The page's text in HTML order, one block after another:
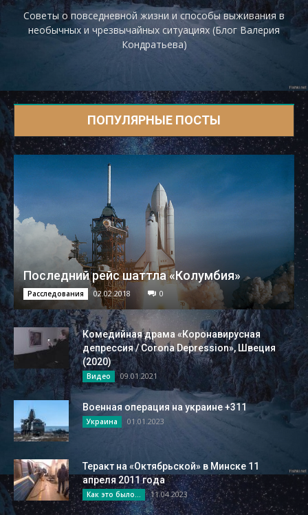
Советы о повседневной жизни и способы выживания в
необычных и чрезвычайных ситуациях (Блог Валерия
Кондратьева)
ПОПУЛЯРНЫЕ ПОСТЫ
Последний рейс шаттла «Колумбия»
Расследования 02.02.2018 0
Комедийная драма «Коронавирусная
депрессия / Corona Depression», Швеция
(2020)
Видео 09.01.2021
Военная операция на украине +311
Украина 01.01.2023
Теракт на «Октябрьской» в Минске 11
апреля 2011 года
Как это было... 11.04.2023